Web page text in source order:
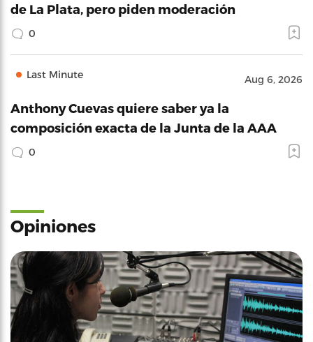
de La Plata, pero piden moderación
0
Last Minute Aug 6, 2026
Anthony Cuevas quiere saber ya la
composición exacta de la Junta de la AAA
0
Opiniones